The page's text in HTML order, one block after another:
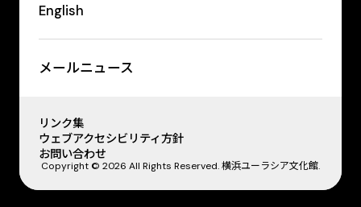
English
メールニュース
リンク集
ウェブアクセシビリティ方針
お問い合わせ
Copyright © 2026 All Rights Reserved. 横浜ユーラシア文化館.